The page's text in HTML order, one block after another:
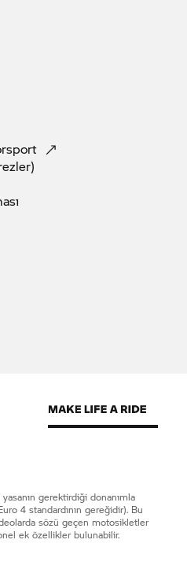
gerektirdiği donanımla
4 standardının gereğidir). Bu
sözü geçen motosikletler
ek özellikler bulunabilir.